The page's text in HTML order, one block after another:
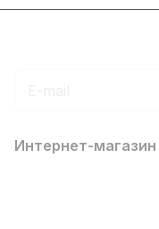
Интернет-магазин